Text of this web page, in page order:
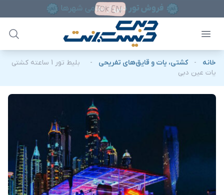
خانه - کشتی، یات و قایق‌های تفریحی -
بلیط تور 1 ساعته کشتی
یات عین دبی